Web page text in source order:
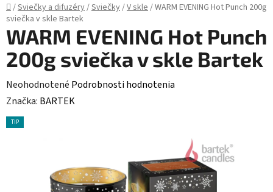
Domov
/Sviečky a difuzéry/Sviečky/V skle/WARM EVENING Hot Punch 200g
sviečka v skle Bartek
WARM EVENING Hot Punch
200g sviečka v skle Bartek
Priemerné
hodnotenie
produktu
Neohodnotené Podrobnosti hodnotenia
Značka: BARTEK
TIP